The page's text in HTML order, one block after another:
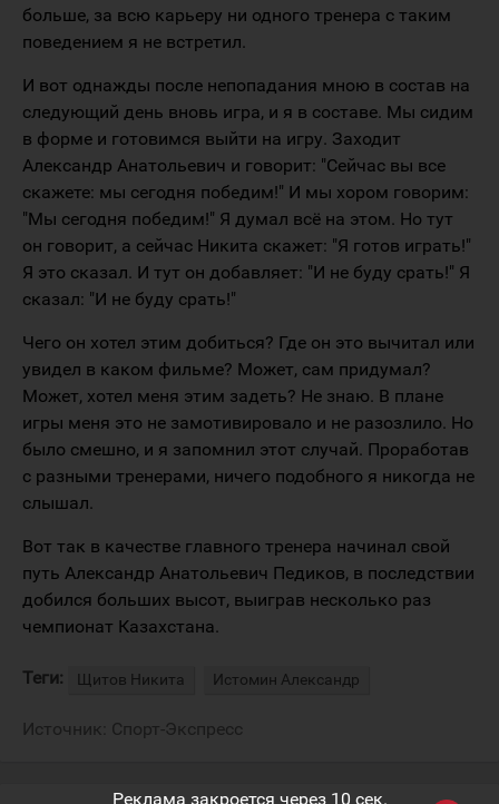
Реклама закроется через9сек.
больше, за всю карьеру ни одного тренера с таким
поведением я не встретил.
И вот однажды после непопадания мною в состав на
следующий день вновь игра, и я в составе. Мы сидим
в форме и готовимся выйти на игру. Заходит
Александр Анатольевич и говорит: "Сейчас вы все
скажете: мы сегодня победим!" И мы хором говорим:
"Мы сегодня победим!" Я думал всё на этом. Но тут
он говорит, а сейчас Никита скажет: "Я готов играть!"
Я это сказал. И тут он добавляет: "И не буду срать!" Я
сказал: "И не буду срать!"
Чего он хотел этим добиться? Где он это вычитал или
увидел в каком фильме? Может, сам придумал?
Может, хотел меня этим задеть? Не знаю. В плане
игры меня это не замотивировало и не разозлило. Но
было смешно, и я запомнил этот случай. Проработав
с разными тренерами, ничего подобного я никогда не
слышал.
Вот так в качестве главного тренера начинал свой
путь Александр Анатольевич Педиков, в последствии
добился больших высот, выиграв несколько раз
чемпионат Казахстана.
Теги: Щитов Никита Истомин Александр
Источник: Спорт-Экспресс